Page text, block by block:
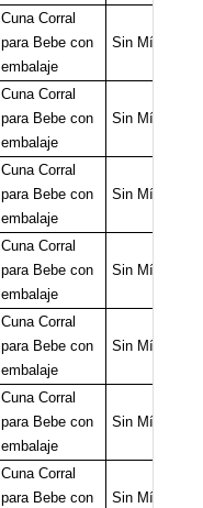
Cuna Corral
para Bebe con
embalaje
Sin Mínimo
Cuna Corral
para Bebe con
embalaje
Sin Mínimo
Cuna Corral
para Bebe con
embalaje
Sin Mínimo
Cuna Corral
para Bebe con
embalaje
Sin Mínimo
Cuna Corral
para Bebe con
embalaje
Sin Mínimo
Cuna Corral
para Bebe con
embalaje
Sin Mínimo
Cuna Corral
para Bebe con
Sin Mínimo